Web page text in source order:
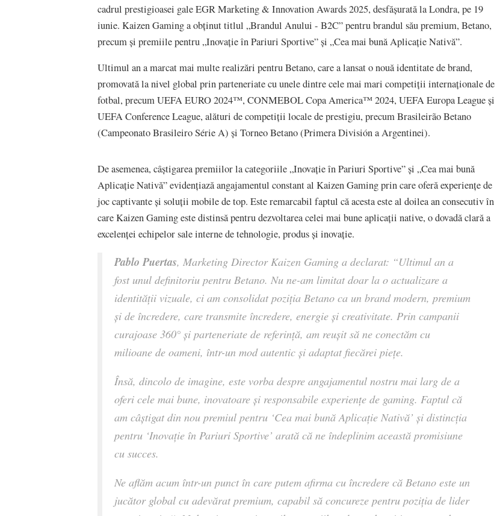
cadrul prestigioasei gale EGR Marketing & Innovation Awards 2025, desfășurată la Londra, pe 19
iunie. Kaizen Gaming a obținut titlul „Brandul Anului - B2C” pentru brandul său premium, Betano,
precum și premiile pentru „Inovație în Pariuri Sportive” și „Cea mai bună Aplicație Nativă”.
Ultimul an a marcat mai multe realizări pentru Betano, care a lansat o nouă identitate de brand,
promovată la nivel global prin parteneriate cu unele dintre cele mai mari competiții internaționale de
fotbal, precum UEFA EURO 2024™, CONMEBOL Copa America™️ 2024, UEFA Europa League și
UEFA Conference League, alături de competiții locale de prestigiu, precum Brasileirão Betano
(Campeonato Brasileiro Série A) și Torneo Betano (Primera División a Argentinei).
De asemenea, câștigarea premiilor la categoriile „Inovație în Pariuri Sportive” și „Cea mai bună
Aplicație Nativă” evidențiază angajamentul constant al Kaizen Gaming prin care oferă experiențe de
joc captivante și soluții mobile de top. Este remarcabil faptul că acesta este al doilea an consecutiv în
care Kaizen Gaming este distinsă pentru dezvoltarea celei mai bune aplicații native, o dovadă clară a
excelenței echipelor sale interne de tehnologie, produs și inovație.
Pablo Puertas, Marketing Director Kaizen Gaming a declarat: “Ultimul an a
fost unul definitoriu pentru Betano. Nu ne-am limitat doar la o actualizare a
identității vizuale, ci am consolidat poziția Betano ca un brand modern, premium
și de încredere, care transmite încredere, energie și creativitate. Prin campanii
curajoase 360° și parteneriate de referință, am reușit să ne conectăm cu
milioane de oameni, într-un mod autentic și adaptat fiecărei piețe.
Însă, dincolo de imagine, este vorba despre angajamentul nostru mai larg de a
oferi cele mai bune, inovatoare și responsabile experiențe de gaming. Faptul că
am câștigat din nou premiul pentru ‘Cea mai bună Aplicație Nativă’ și distincția
pentru ‘Inovație în Pariuri Sportive’ arată că ne îndeplinim această promisiune
cu succes.
Ne aflăm acum într-un punct în care putem afirma cu încredere că Betano este un
jucător global cu adevărat premium, capabil să concureze pentru poziția de lider